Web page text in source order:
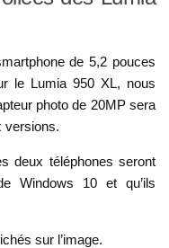
de 5,2 pouces
le Lumia 950 XL, nous
photo de 20MP sera
versions.
deux téléphones seront
Windows 10 et qu’ils
sur l’image.